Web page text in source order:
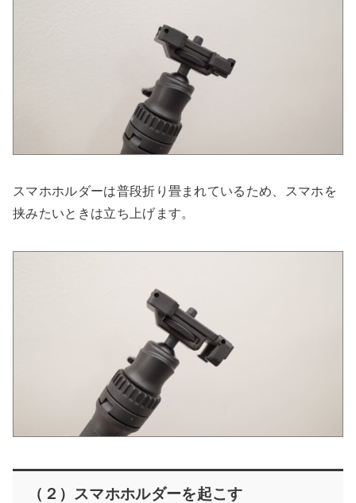
スマホホルダーは普段折り畳まれているため、スマホを
挟みたいときは立ち上げます。
（２）スマホホルダーを起こす